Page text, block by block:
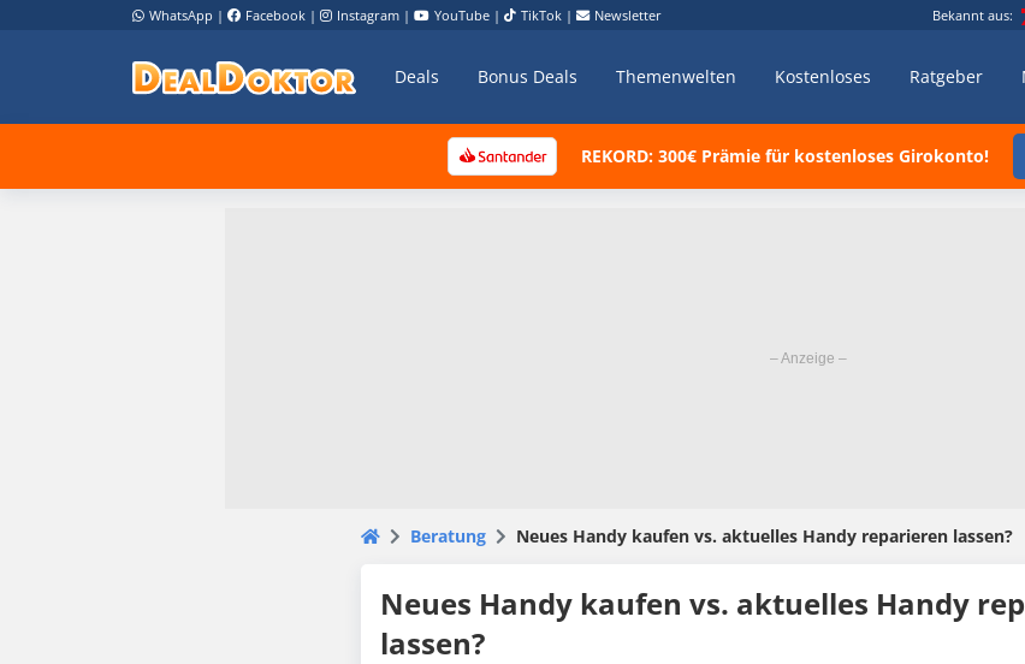
WhatsApp | Facebook | Instagram | YouTube | TikTok | Newsletter Bekannt aus:
Deals Bonus Deals Themenwelten Kostenloses Ratgeber
REKORD: 300€ Prämie für kostenloses Girokonto!
Beratung Neues Handy kaufen vs. aktuelles Handy reparieren lassen?
Neues Handy kaufen vs. aktuelles Handy
lassen?